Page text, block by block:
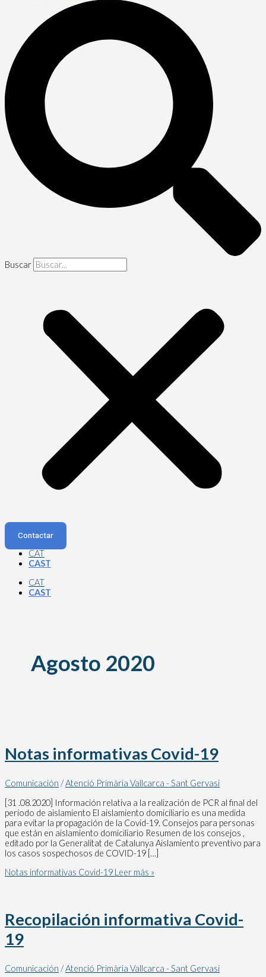
Buscar
Contactar
CAT
CAST
CAT
CAST
Agosto 2020
Notas informativas Covid-19
Comunicación /Atenció Primària Vallcarca - Sant Gervasi
[31 .08.2020] Información relativa a la realización de PCR al final del
período de aislamiento El aislamiento domiciliario es una medida
para evitar la propagación de la Covid-19. Consejos para personas
que están en aislamiento domiciliario Resumen de los consejos ,
editado por la Generalitat de Catalunya Aislamiento preventivo para
los casos sospechosos de COVID-19 […]
Notas informativas Covid-19 Leer más »
Recopilación informativa Covid-
19
Comunicación /Atenció Primària Vallcarca - Sant Gervasi